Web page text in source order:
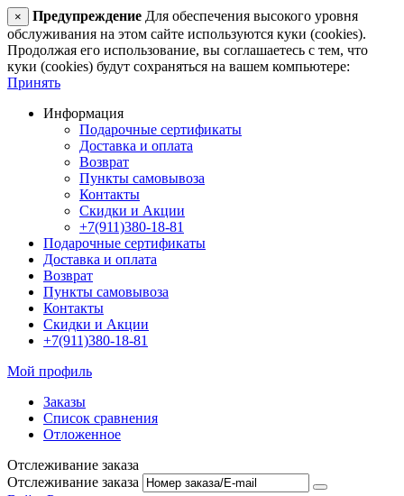
× Предупреждение Для обеспечения высокого уровня
обслуживания на этом сайте используются куки (cookies).
Продолжая его использование, вы соглашаетесь с тем, что
куки (cookies) будут сохраняться на вашем компьютере:
Принять
Информация
Подарочные сертификаты
Доставка и оплата
Возврат
Пункты самовывоза
Контакты
Скидки и Акции
+7(911)380-18-81
Подарочные сертификаты
Доставка и оплата
Возврат
Пункты самовывоза
Контакты
Скидки и Акции
+7(911)380-18-81
Мой профиль
Заказы
Список сравнения
Отложенное
Отслеживание заказа
Отслеживание заказа